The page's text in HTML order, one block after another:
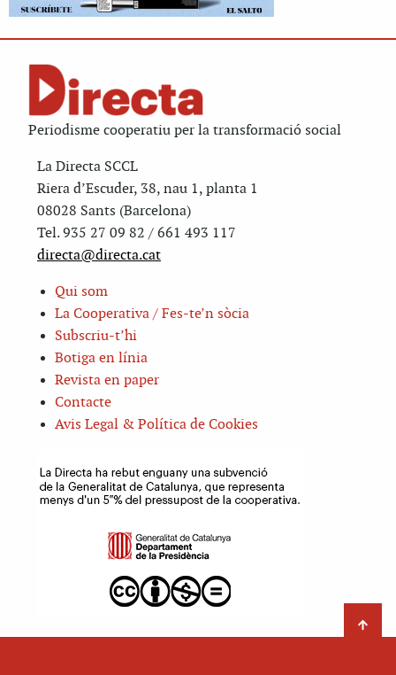
Periodisme cooperatiu per la transformació social
La Directa SCCL
Riera d’Escuder, 38, nau 1, planta 1
08028 Sants (Barcelona)
Tel. 935 27 09 82 / 661 493 117
directa@directa.cat
Qui som
La Cooperativa / Fes-te’n sòcia
Subscriu-t’hi
Botiga en línia
Revista en paper
Contacte
Avis Legal & Política de Cookies